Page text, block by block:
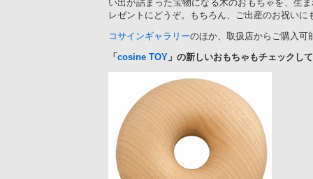
い出が詰まった宝物になる木のおもちゃを、生
レゼントにどうぞ。もちろん、ご出産のお祝いに
コサインギャラリーのほか、取扱店からご購入
「 cosine TOY 」の新しいおもちゃもチェックし